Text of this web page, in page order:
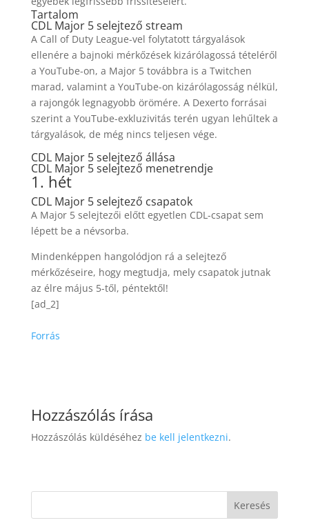
Tartalom
CDL Major 5 selejtező stream
A Call of Duty League-vel folytatott tárgyalások
ellenére a bajnoki mérkőzések kizárólagossá tételéről
a YouTube-on, a Major 5 továbbra is a Twitchen
marad, valamint a YouTube-on kizárólagosság nélkül,
a rajongók legnagyobb örömére. A Dexerto forrásai
szerint a YouTube-exkluzivitás terén ugyan lehűltek a
tárgyalások, de még nincs teljesen vége.
CDL Major 5 selejtező állása
CDL Major 5 selejtező menetrendje
1. hét
CDL Major 5 selejtező csapatok
A Major 5 selejtezői előtt egyetlen CDL-csapat sem
lépett be a névsorba.
Mindenképpen hangolódjon rá a selejtező
mérkőzéseire, hogy megtudja, mely csapatok jutnak
az élre május 5-től, péntektől!
[ad_2]
Forrás
Hozzászólás írása
Hozzászólás küldéséhez be kell jelentkezni.
Keresés